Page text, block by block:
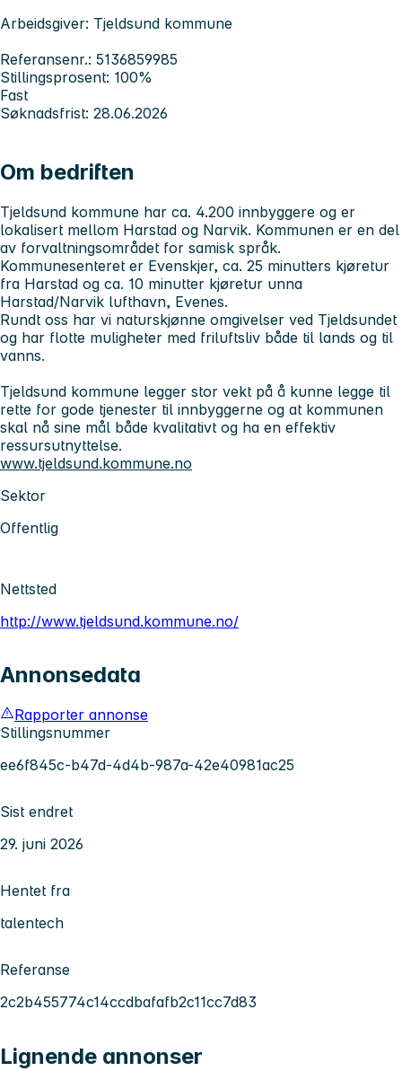
Arbeidsgiver: Tjeldsund kommune
Referansenr.: 5136859985
Stillingsprosent: 100%
Fast
Søknadsfrist: 28.06.2026
Om bedriften
Tjeldsund kommune har ca. 4.200 innbyggere og er
lokalisert mellom Harstad og Narvik. Kommunen er en del
av forvaltningsområdet for samisk språk.
Kommunesenteret er Evenskjer, ca. 25 minutters kjøretur
fra Harstad og ca. 10 minutter kjøretur unna
Harstad/Narvik lufthavn, Evenes.
Rundt oss har vi naturskjønne omgivelser ved Tjeldsundet
og har flotte muligheter med friluftsliv både til lands og til
vanns.
Tjeldsund kommune legger stor vekt på å kunne legge til
rette for gode tjenester til innbyggerne og at kommunen
skal nå sine mål både kvalitativt og ha en effektiv
ressursutnyttelse.
www.tjeldsund.kommune.no
Sektor
Offentlig
Nettsted
http://www.tjeldsund.kommune.no/
Annonsedata
Rapporter annonse
Stillingsnummer
ee6f845c-b47d-4d4b-987a-42e40981ac25
Sist endret
29. juni 2026
Hentet fra
talentech
Referanse
2c2b455774c14ccdbafafb2c11cc7d83
Lignende annonser